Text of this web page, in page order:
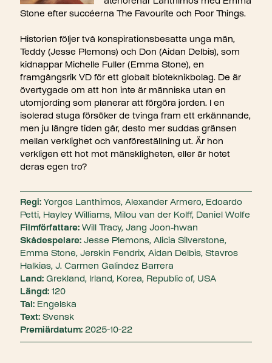
Stone efter succéerna The Favourite och Poor Things.
Historien följer två konspirationsbesatta unga män,
Teddy (Jesse Plemons) och Don (Aidan Delbis), som
kidnappar Michelle Fuller (Emma Stone), en
framgångsrik VD för ett globalt bioteknikbolag. De är
övertygade om att hon inte är människa utan en
utomjording som planerar att förgöra jorden. I en
isolerad stuga försöker de tvinga fram ett erkännande,
men ju längre tiden går, desto mer suddas gränsen
mellan verklighet och vanföreställning ut. Är hon
verkligen ett hot mot mänskligheten, eller är hotet
deras egen tro?
Regi: Yorgos Lanthimos, Alexander Armero, Edoardo
Petti, Hayley Williams, Milou van der Kolff, Daniel Wolfe
Filmförfattare: Will Tracy, Jang Joon-hwan
Skådespelare: Jesse Plemons, Alicia Silverstone,
Emma Stone, Jerskin Fendrix, Aidan Delbis, Stavros
Halkias, J. Carmen Galindez Barrera
Land: Grekland, Irland, Korea, Republic of, USA
Längd: 120
Tal: Engelska
Text: Svensk
Premiärdatum: 2025-10-22